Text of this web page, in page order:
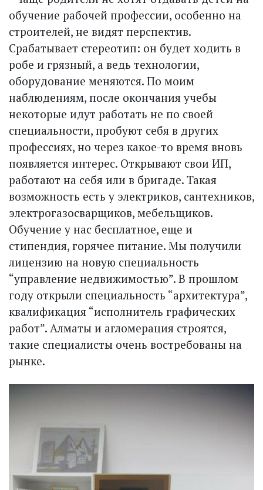
обучение рабочей профессии, особенно на
строителей, не видят перс­пектив.
Срабатывает стереотип: он будет ходить в
робе и грязный, а ведь технологии,
оборудование меняются. По моим
наблюдениям, после окончания учебы
некоторые идут работать не по своей
специальности, пробуют себя в других
профессиях, но через какое-то время вновь
появляется интерес. Открывают свои ИП,
работают на себя или в бригаде. Такая
возможность есть у электриков, сантехников,
электрогазосварщиков, мебельщиков.
Обучение у нас бесплатное, еще и
стипендия, горячее питание. Мы получили
лицензию на новую специальность
“управление недвижимостью”. В прошлом
году открыли специальность “архитектура”,
квалификация “исполнитель графических
работ”. Алматы и агломерация строятся,
такие специалисты очень востребованы на
рынке.